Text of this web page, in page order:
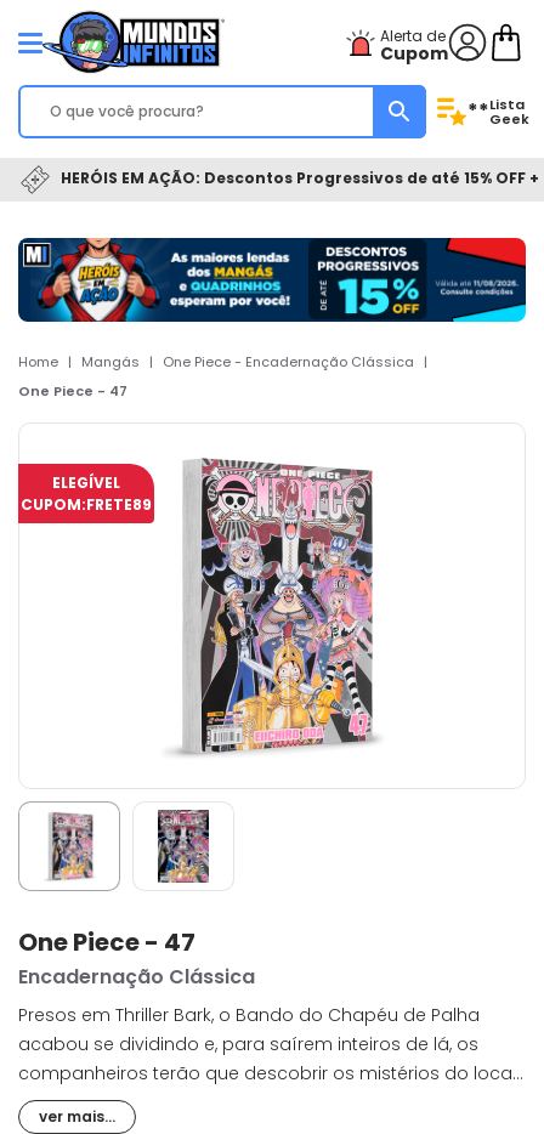
Alerta de
Cupom
**Lista
Geek
HERÓIS EM AÇÃO: Descontos Progressivos de até 15% OFF
Home | Mangás | One Piece - Encadernação Clássica
|
One Piece - 47
ELEGÍVEL
CUPOM:FRETE89
One Piece - 47
Encadernação Clássica
Presos em Thriller Bark, o Bando do Chapéu de Palha
acabou se dividindo e, para saírem inteiros de lá, os
companheiros terão que descobrir os mistérios do local
e enfrentar seus excêntricos habitantes!
ver mais...